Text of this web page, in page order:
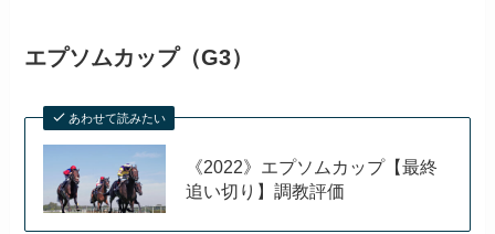
エプソムカップ（G3）
あわせて読みたい
《2022》エプソムカップ【最終
追い切り】調教評価